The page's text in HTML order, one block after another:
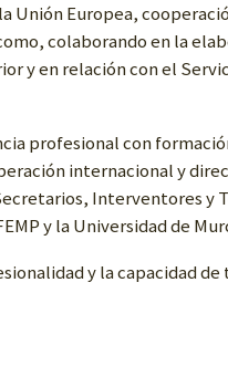
Unión Europea,
colaborando en la
y en relación con el
profesional con
internacional y
Interventores y
y la Universidad de
y la capacidad de